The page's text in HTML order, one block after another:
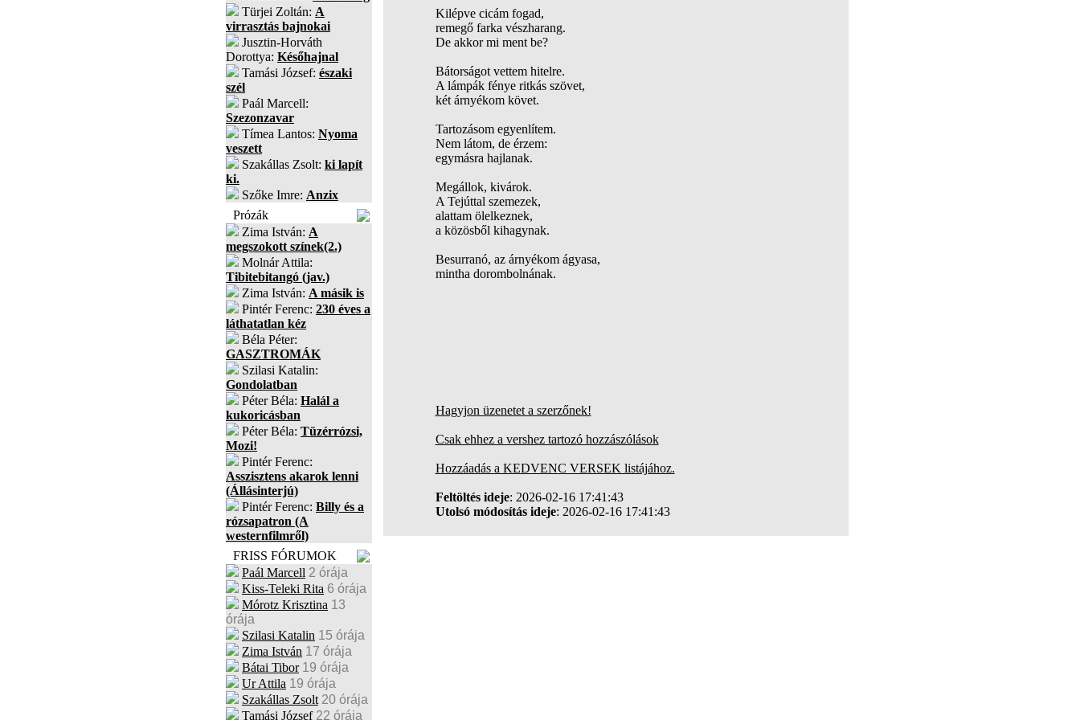
Türjei Zoltán: A
virrasztás bajnokai
Jusztin-Horváth
Dorottya: Későhajnal
Tamási József: északi
szél
Paál Marcell:
Szezonzavar
Tímea Lantos: Nyoma
veszett
Szakállas Zsolt: ki lapít
ki.
Szőke Imre: Anzix
Prózák
Zima István: A
megszokott színek(2.)
Molnár Attila:
Tibitebitangó (jav.)
Zima István: A másik is
Pintér Ferenc: 230 éves a
láthatatlan kéz
Béla Péter:
GASZTROMÁK
Szilasi Katalin:
Gondolatban
Péter Béla: Halál a
kukoricásban
Péter Béla: Tüzérrózsi,
Mozi!
Pintér Ferenc:
Asszisztens akarok lenni
(Állásinterjú)
Pintér Ferenc: Billy és a
rózsapatron (A
westernfilmről)
FRISS FÓRUMOK
Paál Marcell 2 órája
Kiss-Teleki Rita 6 órája
Mórotz Krisztina 13
órája
Szilasi Katalin 15 órája
Zima István 17 órája
Bátai Tibor 19 órája
Ur Attila 19 órája
Szakállas Zsolt 20 órája
Tamási József 22 órája
Kilépve cicám fogad,
remegő farka vészharang.
De akkor mi ment be?
Bátorságot vettem hitelre.
A lámpák fénye ritkás szövet,
két árnyékom követ.
Tartozásom egyenlítem.
Nem látom, de érzem:
egymásra hajlanak.
Megállok, kivárok.
A Tejúttal szemezek,
alattam ölelkeznek,
a közösből kihagynak.
Besurranó, az árnyékom ágyasa,
mintha dorombolnának.
Hagyjon üzenetet a szerzőnek!
Csak ehhez a vershez tartozó hozzászólások
Hozzáadás a KEDVENC VERSEK listájához.
Feltöltés ideje: 2026-02-16 17:41:43
Utolsó módosítás ideje: 2026-02-16 17:41:43